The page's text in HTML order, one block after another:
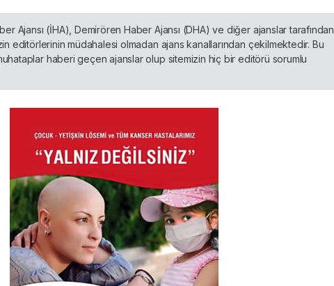
Ajansı (İHA), Demirören Haber Ajansı (DHA) ve diğer ajanslar tarafından
editörlerinin müdahalesi olmadan ajans kanallarından çekilmektedir. Bu
haberi geçen ajanslar olup sitemizin hiç bir editörü sorumlu